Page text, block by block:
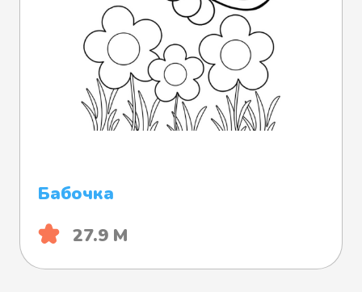
Бабочка
27.9 М